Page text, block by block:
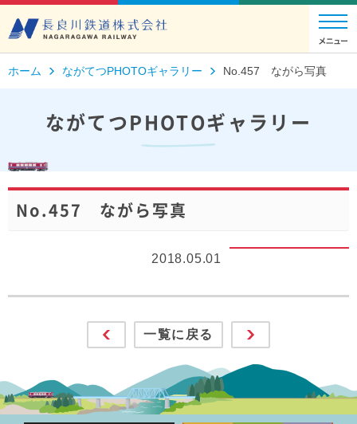
ホーム ながてつPHOTOギャラリー No.457 ながら写真
ながてつPHOTOギャラリー
No.457 ながら写真
2018.05.01
一覧に戻る